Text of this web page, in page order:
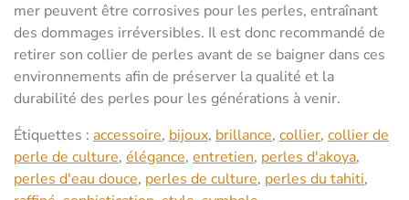
mer peuvent être corrosives pour les perles, entraînant
des dommages irréversibles. Il est donc recommandé de
retirer son collier de perles avant de se baigner dans ces
environnements afin de préserver la qualité et la
durabilité des perles pour les générations à venir.
Étiquettes : accessoire, bijoux, brillance, collier, collier de
perle de culture, élégance, entretien, perles d'akoya,
perles d'eau douce, perles de culture, perles du tahiti,